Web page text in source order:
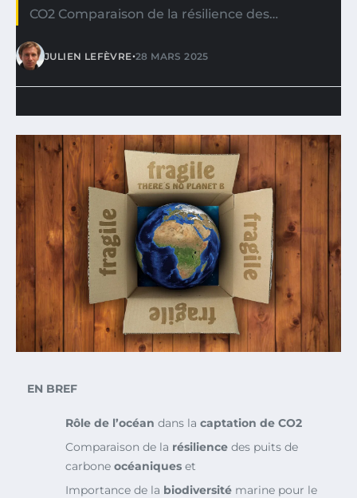
CO2 Comparaison de la résilience des…
JULIEN LEFÈVRE•28 MARS 2025
EN BREF
Rôle de l’océan dans la captation de CO2
Comparaison de la résilience des puits de
carbone océaniques et
Importance de la biodiversité marine pour le